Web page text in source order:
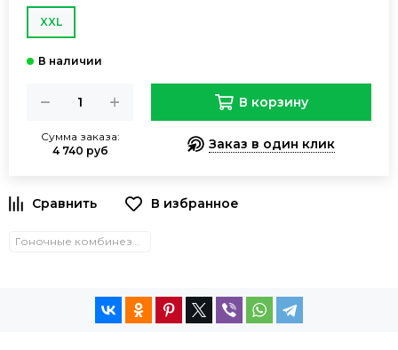
XXL
Сумма заказа:
4 740 руб
В корзину
Заказ в один клик
Гоночные комбинезоны